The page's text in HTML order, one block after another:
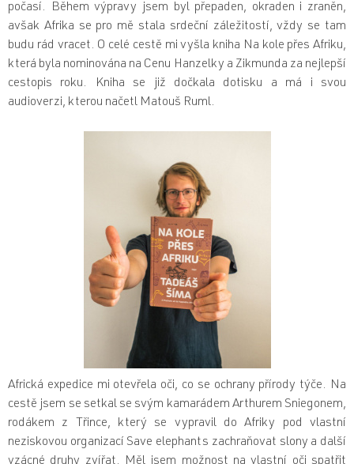
počasí. Během výpravy jsem byl přepaden, okraden i zraněn,
avšak Afrika se pro mě stala srdeční záležitostí, vždy se tam
budu rád vracet. O celé cestě mi vyšla kniha Na kole přes Afriku,
která byla nominována na Cenu Hanzelky a Zikmunda za nejlepší
cestopis roku. Kniha se již dočkala dotisku a má i svou
audioverzi, kterou načetl Matouš Ruml.
Africká expedice mi otevřela oči, co se ochrany přírody týče. Na
cestě jsem se setkal se svým kamarádem Arthurem Sniegonem,
rodákem z Třince, který se vypravil do Afriky pod vlastní
neziskovou organizací Save elephants zachraňovat slony a další